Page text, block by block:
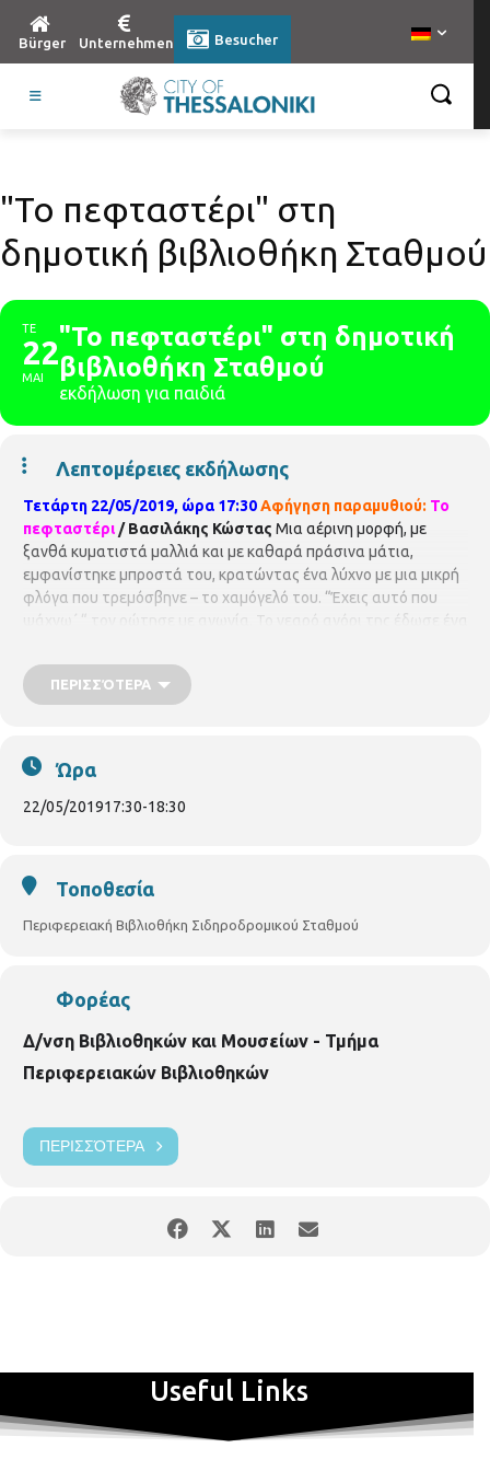
Bürger Unternehmen Besucher
"Το πεφταστέρι" στη
δημοτική βιβλιοθήκη Σταθμού
ΤΕ
22
ΜΑΙ
"Το πεφταστέρι" στη δημοτική
βιβλιοθήκη Σταθμού
εκδήλωση για παιδιά
Λεπτομέρειες εκδήλωσης
Τετάρτη 22/05/2019, ώρα 17:30Αφήγηση παραμυθιού: Το
πεφταστέρι / Βασιλάκης Κώστας Μια αέρινη μορφή, με
ξανθά κυματιστά μαλλιά και με καθαρά πράσινα μάτια,
εμφανίστηκε μπροστά του, κρατώντας ένα λύχνο με μια μικρή
φλόγα που τρεμόσβηνε – το χαμόγελό του. “Έχεις αυτό που
ψάχνω΄ “ τον ρώτησε με αγωνία. Το νεαρό αγόρι της έδωσε ένα
που του είχε πει να φτιάξει η γριά κουκουβάγια. Τότε εκείνη
άρχισε να λάμπει ολόκληρη. Αγκάλιασε το νεαρό αγόρι, το
παιδιά 6-8 χρόνων
ΠΕΡΙΣΣΌΤΕΡΑ
Ώρα
22/05/201917:30-18:30
Τοποθεσία
Περιφερειακή Βιβλιοθήκη Σιδηροδρομικού Σταθμού
Φορέας
Δ/νση Βιβλιοθηκών και Μουσείων - Τμήμα
Περιφερειακών Βιβλιοθηκών
ΠΕΡΙΣΣΌΤΕΡΑ
Useful Links